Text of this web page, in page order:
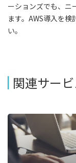
ーションズでも、ニ
ます。AWS導入を
い。
関連サー